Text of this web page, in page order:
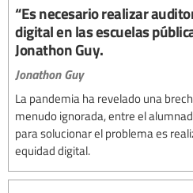
“Es necesario realizar
digital en las escuelas
Jonathon Guy.
Jonathon Guy
La pandemia ha revelado una
menudo ignorada, entre el
para solucionar el problema es
equidad digital.